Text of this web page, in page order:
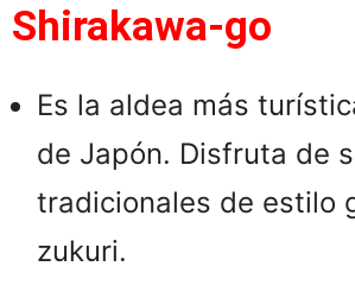
Shirakawa-go
Es la aldea más
de Japón. Disfruta de
tradicionales de estilo
zukuri.